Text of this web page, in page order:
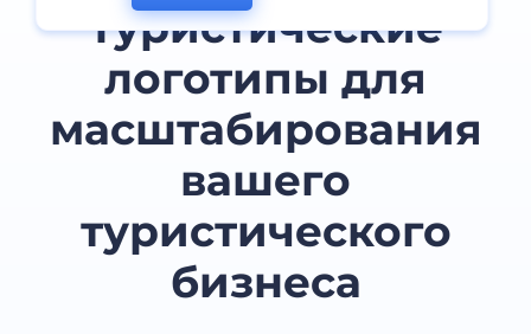
Туристические
логотипы для
масштабирования
вашего
туристического
бизнеса